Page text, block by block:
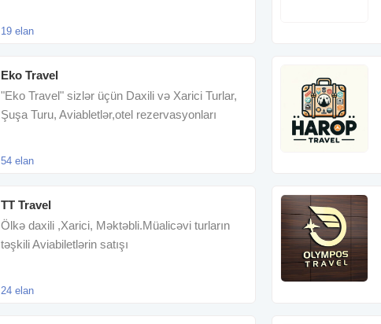
19 elan
Eko Travel
"Eko Travel" sizlər üçün Daxili və Xarici Turlar,
Şuşa Turu, Aviabletlər,otel rezervasyonları
54 elan
TT Travel
Ölkə daxili ,Xarici, Məktəbli.Müalicəvi turların
təşkili Aviabiletlərin satışı
24 elan